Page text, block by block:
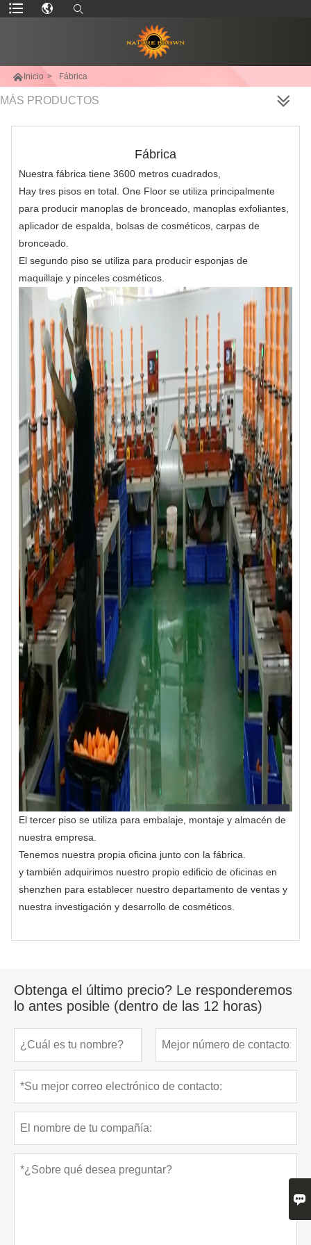
 Inicio > Fábrica
MÁS PRODUCTOS
Fábrica
Nuestra fábrica tiene 3600 metros cuadrados,
Hay tres pisos en total. One Floor se utiliza principalmente
para producir manoplas de bronceado, manoplas exfoliantes,
aplicador de espalda, bolsas de cosméticos, carpas de
bronceado.
El segundo piso se utiliza para producir esponjas de
maquillaje y pinceles cosméticos.
El tercer piso se utiliza para embalaje, montaje y almacén de
nuestra empresa.
Tenemos nuestra propia oficina junto con la fábrica.
y también adquirimos nuestro propio edificio de oficinas en
shenzhen para establecer nuestro departamento de ventas y
nuestra investigación y desarrollo de cosméticos.
Obtenga el último precio? Le responderemos
lo antes posible (dentro de las 12 horas)
